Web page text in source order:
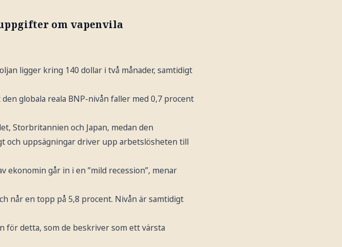
om vapenvila
ligger kring 140 dollar i två månader, samtidigt
globala reala BNP-nivån faller med 0,7 procent
Storbritannien och Japan, medan den
och uppsägningar driver upp arbetslösheten till
ekonomin går in i en ”mild recession”, menar
når en topp på 5,8 procent. Nivån är samtidigt
för detta, som de beskriver som ett värsta